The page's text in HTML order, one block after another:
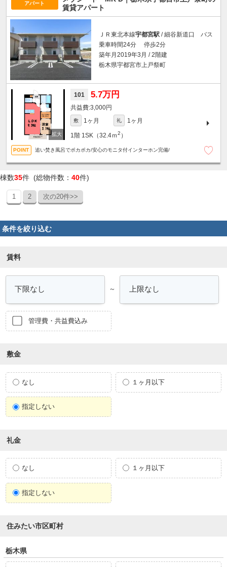
アパート
賃貸アパート
ＪＲ東北本線宇都宮駅 / 細谷新道口 バス
乗車時間24分 停歩2分
築年月2019年3月 / 2階建
栃木県宇都宮市上戸祭町
101 5.7万円
3,000円
敷 1ヶ月 礼 1ヶ月
1階 1SK（32.4ｍ2 ）
追い焚き風呂でポカポカ/安心のモニタ付インターホン完備/
棟数35件 (総物件数： 40件)
1 2 次の20件>>
条件を絞り込む
賃料
～
管理費・共益費込み
敷金
なし １ヶ月以下
指定しない
礼金
なし １ヶ月以下
指定しない
住みたい市区町村
栃木県